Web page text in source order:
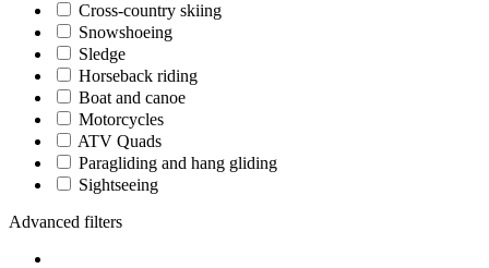
Cross-country skiing
Snowshoeing
Sledge
Horseback riding
Boat and canoe
Motorcycles
ATV Quads
Paragliding and hang gliding
Sightseeing
Advanced filters